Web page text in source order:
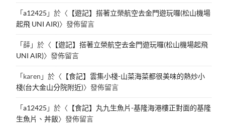
「a12425 」於〈 【遊記】搭著立榮航空去金門遊玩囉(松山機場
起飛 UNI AIR)〉發佈留言
「薛」於〈 【遊記】搭著立榮航空去金門遊玩囉(松山機場起飛
UNI AIR)〉發佈留言
「karen 」於〈 【食記】雲集小棧-山菜海菜都很美味的熱炒小
棧(台大金山分院附近)〉發佈留言
「a12425 」於〈 【食記】丸九生魚片-基隆海港樓正對面的基隆
生魚片、丼飯〉發佈留言